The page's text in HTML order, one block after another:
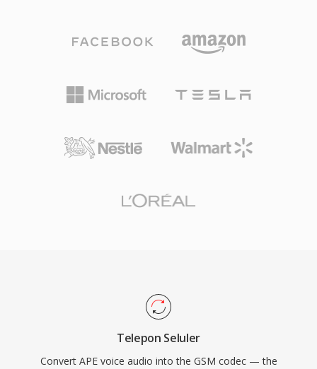
Telepon Seluler
Convert APE voice audio into the GSM codec — the